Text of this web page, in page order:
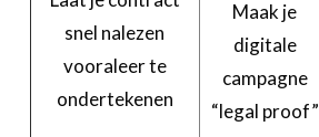
snel nalezen
vooraleer te
ondertekenen
Maak je
digitale
campagne
“legal proof”